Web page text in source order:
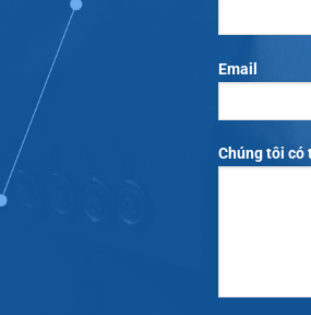
Email
Chúng tôi có